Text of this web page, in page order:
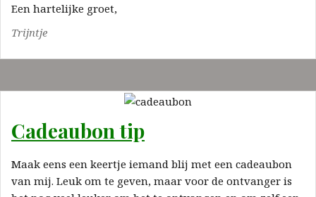
Een hartelijke groet,
Trijntje
Cadeaubon tip
Maak eens een keertje iemand blij met een cadeaubon
van mij. Leuk om te geven, maar voor de ontvanger is